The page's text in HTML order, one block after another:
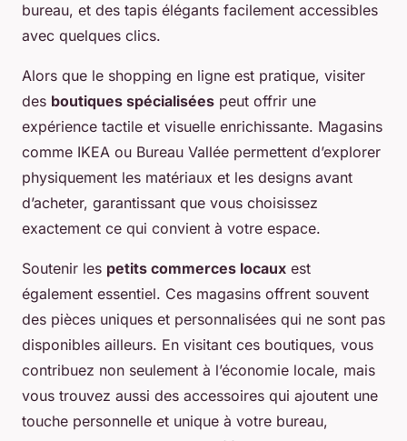
bureau, et des tapis élégants facilement accessibles
avec quelques clics.
Alors que le shopping en ligne est pratique, visiter
des boutiques spécialisées peut offrir une
expérience tactile et visuelle enrichissante. Magasins
comme IKEA ou Bureau Vallée permettent d’explorer
physiquement les matériaux et les designs avant
d’acheter, garantissant que vous choisissez
exactement ce qui convient à votre espace.
Soutenir les petits commerces locaux est
également essentiel. Ces magasins offrent souvent
des pièces uniques et personnalisées qui ne sont pas
disponibles ailleurs. En visitant ces boutiques, vous
contribuez non seulement à l’économie locale, mais
vous trouvez aussi des accessoires qui ajoutent une
touche personnelle et unique à votre bureau,